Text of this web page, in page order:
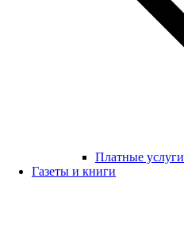
Платные услуги
Газеты и книги